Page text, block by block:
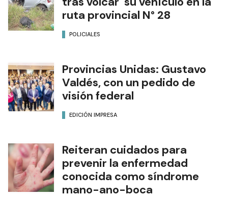
ruta provincial N° 28
POLICIALES
Provincias Unidas: Gustavo
Valdés, con un pedido de
visión federal
EDICIÓN IMPRESA
Reiteran cuidados para
prevenir la enfermedad
conocida como síndrome
mano-ano-boca